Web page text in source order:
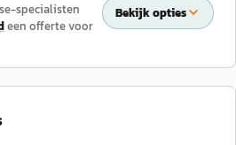
specialisten
een offerte voor
Bekijk opties